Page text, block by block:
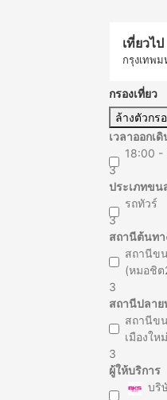
เที่ยวไป
กรุงเทพ
กรองเที่ยว
ล้างตัวกร
เวลาออกเ
18:00 -
3
ประเภทขน
รถทัวร์
3
สถานีต้นทา
สถานีข
(หมอชิต
3
สถานีปลาย
สถานีข
เมืองใหม่
3
ผู้ให้บริการ
บริ